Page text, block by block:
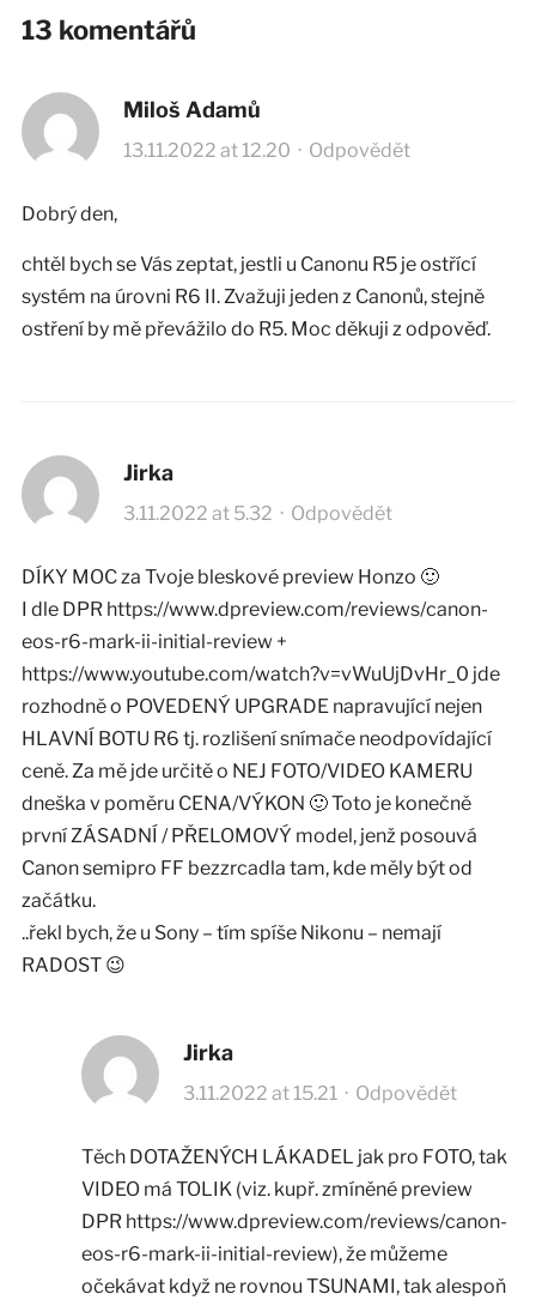
13 komentářů
Miloš Adamů
13.11.2022 at 12.20 · Odpovědět
Dobrý den,
chtěl bych se Vás zeptat, jestli u Canonu R5 je ostřící
systém na úrovni R6 II. Zvažuji jeden z Canonů, stejně
ostření by mě převážilo do R5. Moc děkuji z odpověď.
Jirka
3.11.2022 at 5.32 · Odpovědět
DÍKY MOC za Tvoje bleskové preview Honzo 🙂
I dle DPR https://www.dpreview.com/reviews/canon-
eos-r6-mark-ii-initial-review +
https://www.youtube.com/watch?v=vWuUjDvHr_0 jde
rozhodně o POVEDENÝ UPGRADE napravující nejen
HLAVNÍ BOTU R6 tj. rozlišení snímače neodpovídající
ceně. Za mě jde určitě o NEJ FOTO/VIDEO KAMERU
dneška v poměru CENA/VÝKON 🙂 Toto je konečně
první ZÁSADNÍ / PŘELOMOVÝ model, jenž posouvá
Canon semipro FF bezzrcadla tam, kde měly být od
začátku.
..řekl bych, že u Sony – tím spíše Nikonu – nemají
RADOST 😉
Jirka
3.11.2022 at 15.21· Odpovědět
Těch DOTAŽENÝCH LÁKADEL jak pro FOTO, tak
VIDEO má TOLIK (viz. kupř. zmíněné preview
DPR https://www.dpreview.com/reviews/canon-
eos-r6-mark-ii-initial-review), že můžeme
očekávat když ne rovnou TSUNAMI, tak alespoň